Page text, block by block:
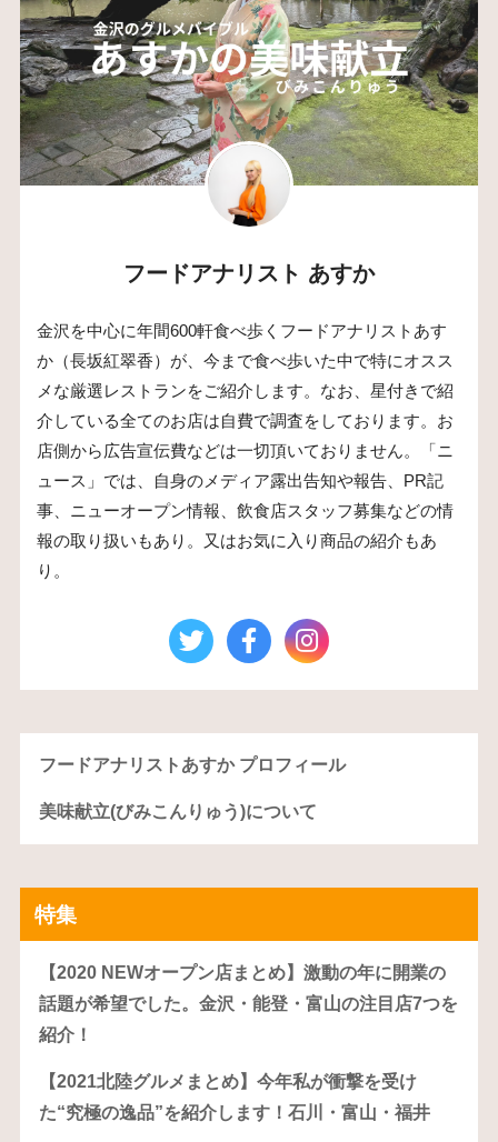
フードアナリスト あすか
金沢を中心に年間600軒食べ歩くフードアナリストあす
か（長坂紅翠香）が、今まで食べ歩いた中で特にオスス
メな厳選レストランをご紹介します。なお、星付きで紹
介している全てのお店は自費で調査をしております。お
店側から広告宣伝費などは一切頂いておりません。「ニ
ュース」では、自身のメディア露出告知や報告、PR記
事、ニューオープン情報、飲食店スタッフ募集などの情
報の取り扱いもあり。又はお気に入り商品の紹介もあ
り。
フードアナリストあすか プロフィール
美味献立(びみこんりゅう)について
特集
【2020 NEWオープン店まとめ】激動の年に開業の
話題が希望でした。金沢・能登・富山の注目店7つを
紹介！
【2021北陸グルメまとめ】今年私が衝撃を受け
た“究極の逸品”を紹介します！石川・富山・福井